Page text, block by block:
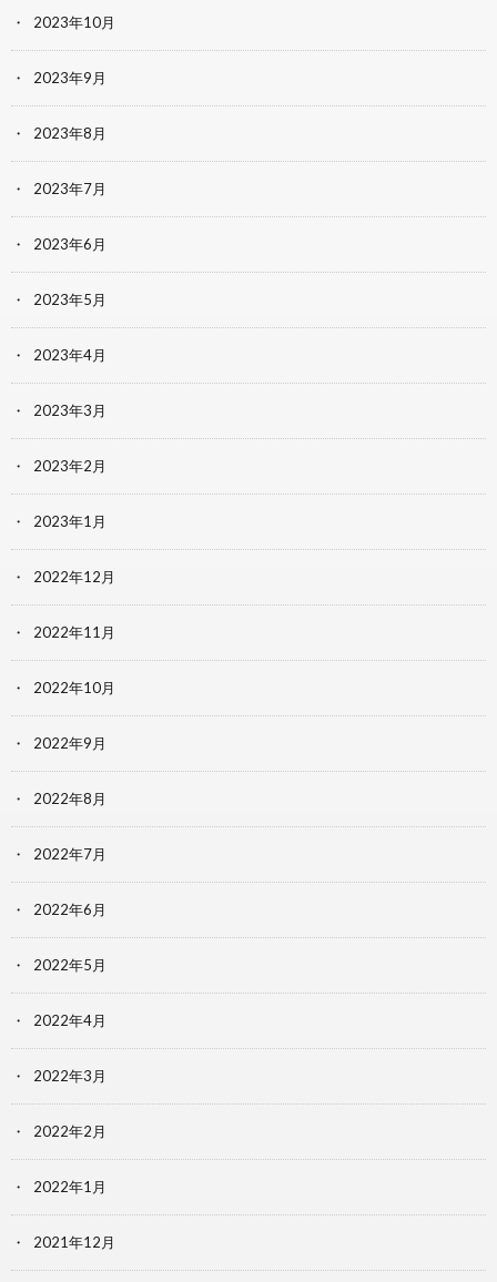
2023年10月
2023年9月
2023年8月
2023年7月
2023年6月
2023年5月
2023年4月
2023年3月
2023年2月
2023年1月
2022年12月
2022年11月
2022年10月
2022年9月
2022年8月
2022年7月
2022年6月
2022年5月
2022年4月
2022年3月
2022年2月
2022年1月
2021年12月